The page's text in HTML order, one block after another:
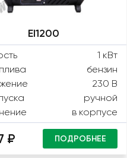
EI1200
1 кВт
бензин
230 В
ручной
в корпусе
₽ ПОДРОБНЕЕ